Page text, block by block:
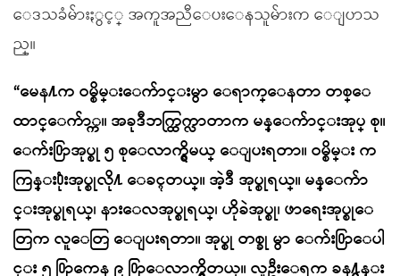
ေဒသခံမ်ားႏွင့္ အကူအညီေပးေနသူမ်ားက ေျပာသ
ည္။
“မေန႔က ဝမ္စိမ္းေက်ာင္းမွာ ေရာက္ေနတာ တစ္ေ
ထာင္ေက်ာ္က။ အခုဒီဘက္ထြက္လာတာက မန္ေက်ာင္းအုပ္ စု။
ေက်း႐ြာအုပ္စု ၅ စုေလာက္ရွိမယ္ ေျပးရတာ။ ဝမ္စိမ္း က
ကြန္း႐ုံးအုပ္စုလို႔ ေခၚတယ္။ အဲ့ဒီ အုပ္စုရယ္။ မန္ေက်ာ
င္းအုပ္စုရယ္၊ နားေလအုပ္စုရယ္၊ ဟိုခဲအုပ္စု၊ ဖာေရးအုပ္စုေ
တြက လူေတြ ေျပးရတာ။ အုပ္စု တစ္ခု မွာ ေက်း႐ြာေပါ
င္း ၅ ႐ြာကေန ၉ ႐ြာေလာက္ရွိတယ္။ လူဦးေရက ခန႔္မွန္း